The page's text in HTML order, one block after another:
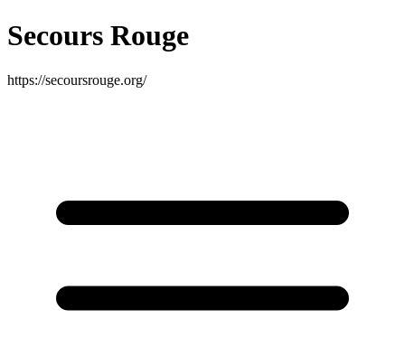
Secours Rouge
https://secoursrouge.org/